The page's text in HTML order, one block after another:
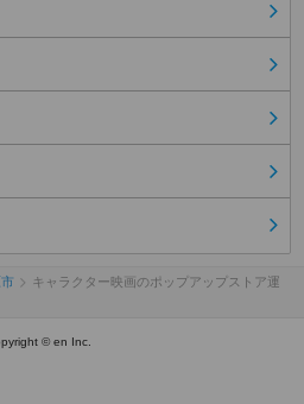
キャラクター映画のポップアップストア運
© en Inc.